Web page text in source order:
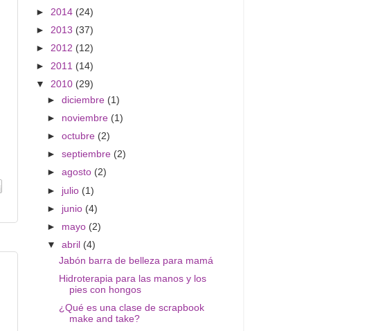
► 2014 (24)
► 2013 (37)
► 2012 (12)
► 2011 (14)
▼ 2010 (29)
►diciembre (1)
► noviembre (1)
►octubre (2)
►septiembre (2)
►agosto (2)
► julio (1)
► junio (4)
► mayo (2)
▼abril (4)
Jabón barra de belleza para mamá
Hidroterapia para las manos y los
pies con hongos
¿Qué es una clase de scrapbook
make and take?